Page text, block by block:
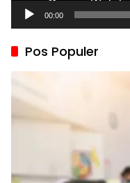
00:00
Pos Populer